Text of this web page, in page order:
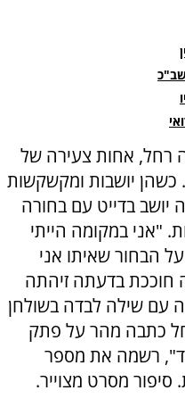
רחל, אחות צעירה של
יושבות ומקשקשות
יושב בדייט עם בחורה
"אני במקומה הייתי
הבחור שאיתו אני
בדעתה זיהתה
עם שילה לבדה בשולחן
כתבה מהר על פתק
רשמה את מספר
מסרט מצוייר.